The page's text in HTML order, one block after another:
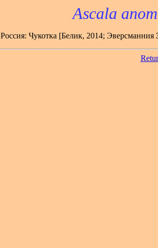
Ascala
Россия: Чукотка [Белик, 2014; Эверсманния